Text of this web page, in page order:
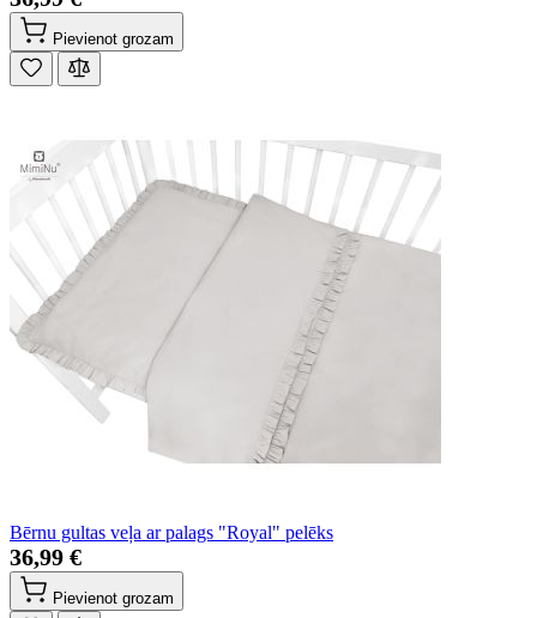
Pievienot grozam
Bērnu gultas veļa ar palags "Royal" pelēks
36,99 €
Pievienot grozam